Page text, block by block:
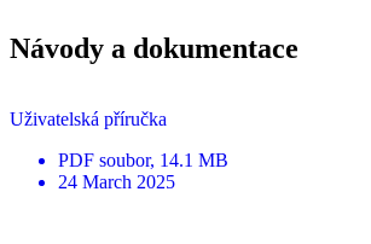
Návody a dokumentace
Uživatelská příručka
PDF soubor, 14.1 MB
24 March 2025